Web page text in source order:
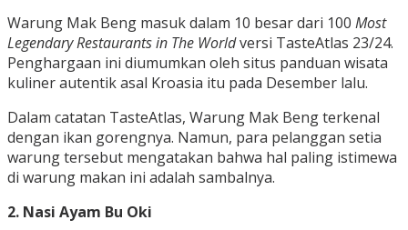
Warung Mak Beng masuk dalam 10 besar dari 100 Most
Legendary Restaurants in The Worldversi TasteAtlas 23/24.
Penghargaan ini diumumkan oleh situs panduan wisata
kuliner autentik asal Kroasia itu pada Desember lalu.
Dalam catatan TasteAtlas, Warung Mak Beng terkenal
dengan ikan gorengnya. Namun, para pelanggan setia
warung tersebut mengatakan bahwa hal paling istimewa
di warung makan ini adalah sambalnya.
2. Nasi Ayam Bu Oki